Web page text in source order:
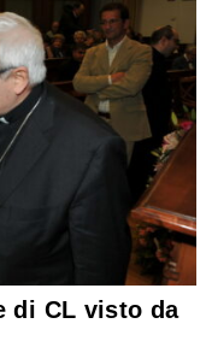
di CL visto da